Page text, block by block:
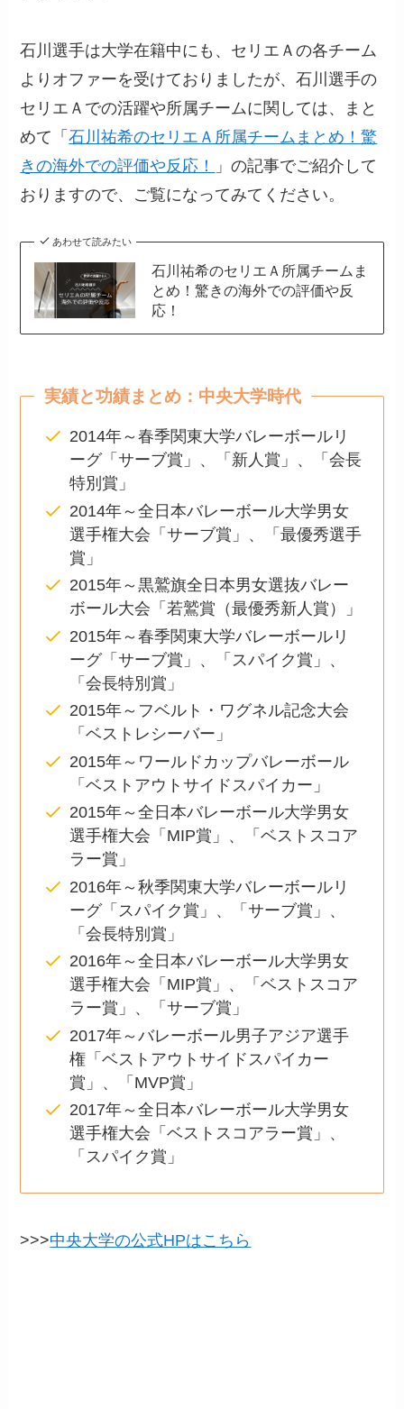
石川選手は大学在籍中にも、セリエＡの各チーム
よりオファーを受けておりましたが、石川選手の
セリエＡでの活躍や所属チームに関しては、まと
めて「石川祐希のセリエＡ所属チームまとめ！驚
きの海外での評価や反応！
」の記事でご紹介して
おりますので、ご覧になってみてください。
あわせて読みたい
石川祐希のセリエＡ所属チームま
とめ！驚きの海外での評価や反
応！
実績と功績まとめ：中央大学時代
2014年～春季関東大学バレーボールリ
ーグ「サーブ賞」、「新人賞」、「会長
特別賞」
2014年～全日本バレーボール大学男女
選手権大会「サーブ賞」、「最優秀選手
賞」
2015年～黒鷲旗全日本男女選抜バレー
ボール大会「若鷲賞（最優秀新人賞）」
2015年～春季関東大学バレーボールリ
ーグ「サーブ賞」、「スパイク賞」、
「会長特別賞」
2015年～フベルト・ワグネル記念大会
「ベストレシーバー」
2015年～ワールドカップバレーボール
「ベストアウトサイドスパイカー」
2015年～全日本バレーボール大学男女
選手権大会「MIP賞」、「ベストスコア
ラー賞」
2016年～秋季関東大学バレーボールリ
ーグ「スパイク賞」、「サーブ賞」、
「会長特別賞」
2016年～全日本バレーボール大学男女
選手権大会「MIP賞」、「ベストスコア
ラー賞」、「サーブ賞」
2017年～バレーボール男子アジア選手
権「ベストアウトサイドスパイカー
賞」、「MVP賞」
2017年～全日本バレーボール大学男女
選手権大会「ベストスコアラー賞」、
「スパイク賞」
>>>中央大学の公式HPはこちら